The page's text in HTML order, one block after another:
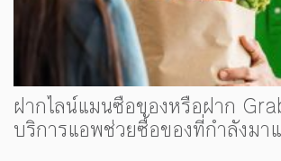
ฝากไลน์แมนซื้อของหรือฝาก
บริการแอพช่วยซื้อของที่กำลังมา